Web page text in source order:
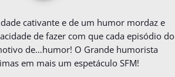
cativante e de um humor mordaz e
de fazer com que cada episódio do
de…humor! O Grande humorista
em mais um espetáculo SFM!